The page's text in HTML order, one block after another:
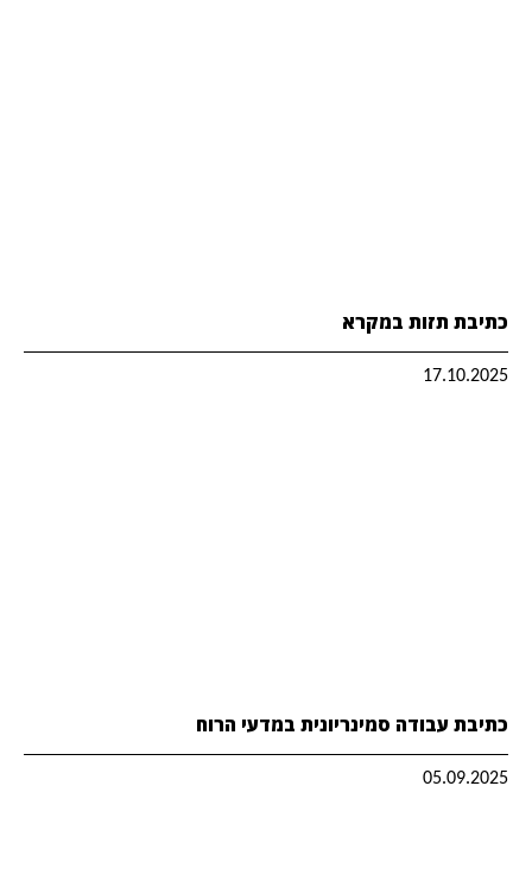
כתיבת תזות במקרא
17.10.2025
כתיבת עבודה סמינריונית במדעי הרוח
05.09.2025